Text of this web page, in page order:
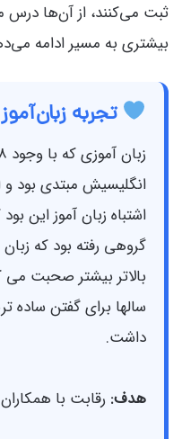
ثبت می‌کنند، از آن‌ها
بیشتری به مسیر ادامه
تجربه
انگلیسیش مبتدی بود
اشتباه زبان آموز این
گروهی رفته بود که
بالاتر بیشتر صحبت
سالها برای گفتن ساده
داشت.
هدف: رقابت با